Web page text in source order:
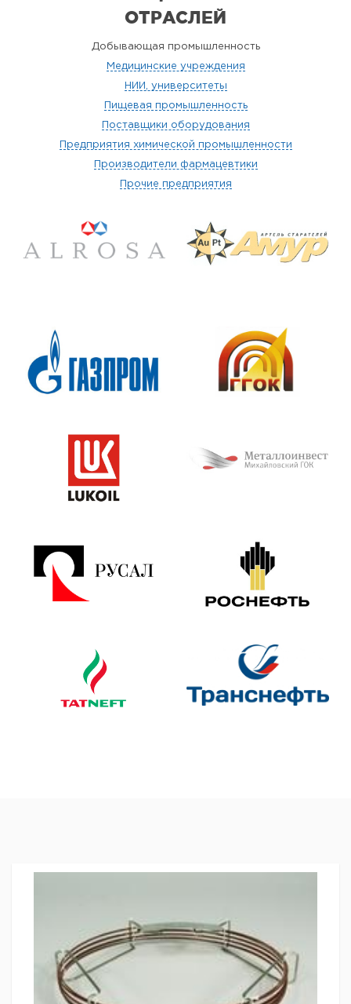
ОТРАСЛЕЙ
Добывающая промышленность
Медицинские учреждения
НИИ, университеты
Пищевая промышленность
Поставщики оборудования
Предприятия химической промышленности
Производители фармацевтики
Прочие предприятия